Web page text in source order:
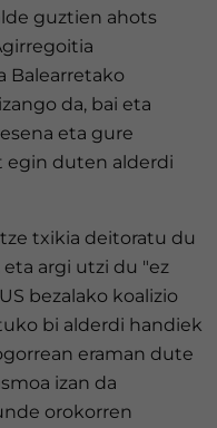
guztien ahots
Balearretako
da, bai eta
eta gure
egin duten alderdi
txikia deitoratu du
eta argi utzi du "ez
bezalako koalizio
bi alderdi handiek
eraman dute
izan da
orokorren